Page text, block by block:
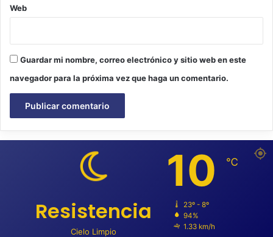
Web
Guardar mi nombre, correo electrónico y sitio web en este
navegador para la próxima vez que haga un comentario.
Resistencia
Cielo Limpio
10 ℃
23º - 8º
94%
1.33 km/h